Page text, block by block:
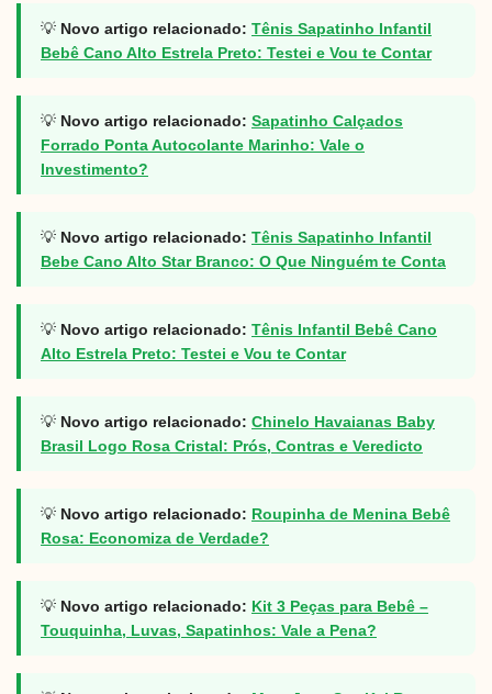
💡 Novo artigo relacionado: Tênis Sapatinho Infantil
Bebê Cano Alto Estrela Preto: Testei e Vou te Contar
💡 Novo artigo relacionado: Sapatinho Calçados
Forrado Ponta Autocolante Marinho: Vale o
Investimento?
💡 Novo artigo relacionado: Tênis Sapatinho Infantil
Bebe Cano Alto Star Branco: O Que Ninguém te Conta
💡 Novo artigo relacionado: Tênis Infantil Bebê Cano
Alto Estrela Preto: Testei e Vou te Contar
💡 Novo artigo relacionado: Chinelo Havaianas Baby
Brasil Logo Rosa Cristal: Prós, Contras e Veredicto
💡 Novo artigo relacionado: Roupinha de Menina Bebê
Rosa: Economiza de Verdade?
💡 Novo artigo relacionado: Kit 3 Peças para Bebê –
Touquinha, Luvas, Sapatinhos: Vale a Pena?